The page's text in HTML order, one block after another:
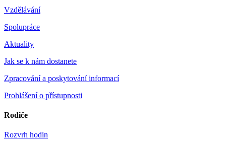
Vzdělávání
Spolupráce
Aktuality
Jak se k nám dostanete
Zpracování a poskytování informací
Prohlášení o přístupnosti
Rodiče
Rozvrh hodin